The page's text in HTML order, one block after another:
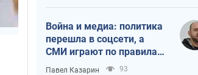
Война и медиа: политика
перешла в соцсети, а
СМИ играют по правилам
YouTube
Павел Казарин 93